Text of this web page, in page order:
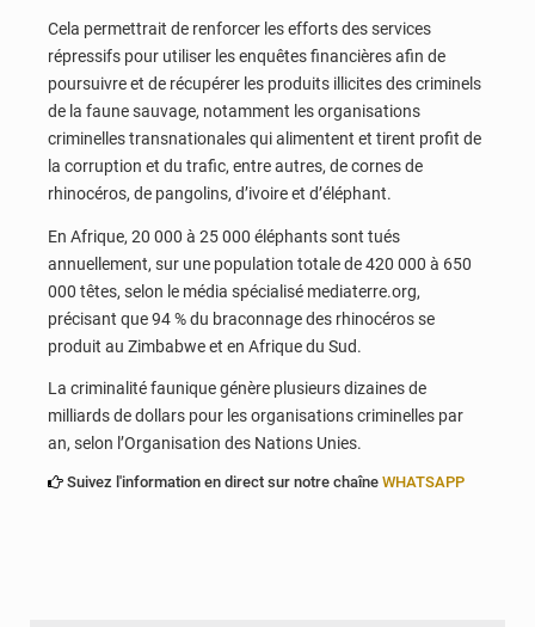
Cela permettrait de renforcer les efforts des services
répressifs pour utiliser les enquêtes financières afin de
poursuivre et de récupérer les produits illicites des criminels
de la faune sauvage, notamment les organisations
criminelles transnationales qui alimentent et tirent profit de
la corruption et du trafic, entre autres, de cornes de
rhinocéros, de pangolins, d’ivoire et d’éléphant.
En Afrique, 20 000 à 25 000 éléphants sont tués
annuellement, sur une population totale de 420 000 à 650
000 têtes, selon le média spécialisé mediaterre.org,
précisant que 94 % du braconnage des rhinocéros se
produit au Zimbabwe et en Afrique du Sud.
La criminalité faunique génère plusieurs dizaines de
milliards de dollars pour les organisations criminelles par
an, selon l’Organisation des Nations Unies.
Suivez l'information en direct sur notre chaîne WHATSAPP